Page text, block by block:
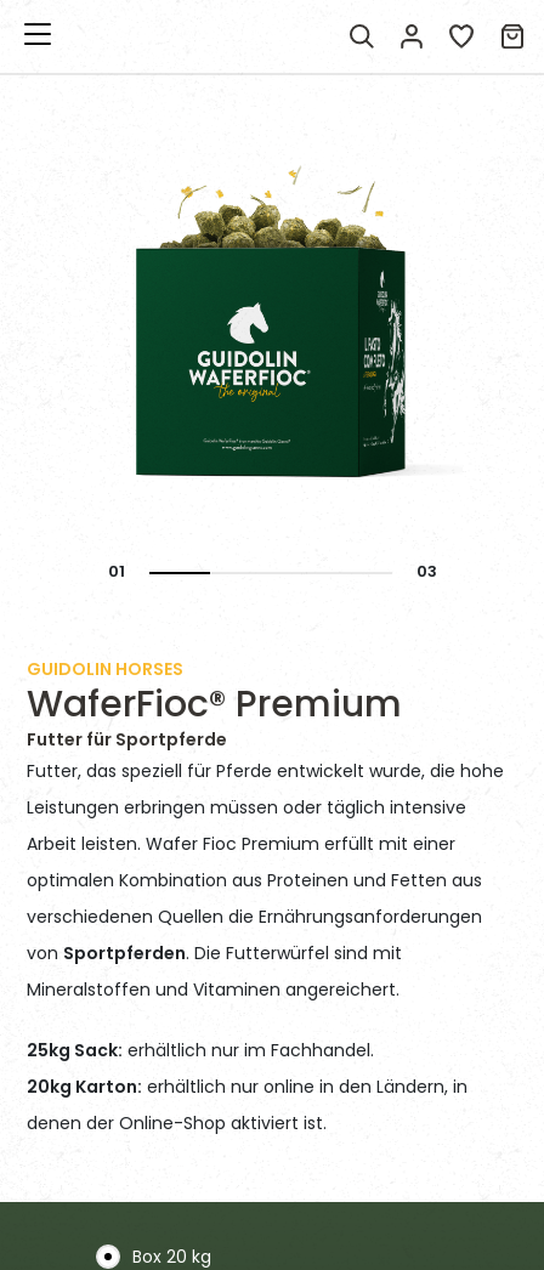
GUIDOLIN HORSES
WaferFioc® Premium
Futter für Sportpferde
Futter, das speziell für Pferde entwickelt wurde, die hohe
Leistungen erbringen müssen oder täglich intensive
Arbeit leisten. Wafer Fioc Premium erfüllt mit einer
optimalen Kombination aus Proteinen und Fetten aus
verschiedenen Quellen die Ernährungsanforderungen
von Sportpferden. Die Futterwürfel sind mit
Mineralstoffen und Vitaminen angereichert.
25kg Sack: erhältlich nur im Fachhandel.
20kg Karton: erhältlich nur online in den Ländern, in
denen der Online-Shop aktiviert ist.
Box 20 kg